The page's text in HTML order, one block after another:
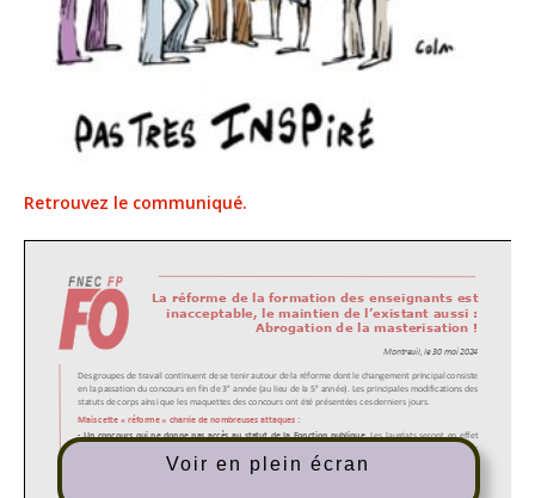
Retrouvez le communiqué.
Voir en plein écran